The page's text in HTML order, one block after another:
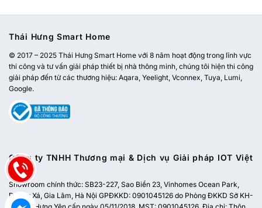
Thái Hưng Smart Home
© 2017 – 2025 Thái Hưng Smart Home với 8 năm hoạt động trong lĩnh vực
thi công và tư vấn giải pháp thiết bị nhà thông minh, chúng tôi hiện thi công
giải pháp đến từ các thương hiệu: Aqara, Yeelight, Vconnex, Tuya, Lumi,
Google.
Công ty TNHH Thương mại & Dịch vụ Giải pháp IOT Việt
Nam
Showroom chính thức: SB23-227, Sao Biển 23, Vinhomes Ocean Park,
Dương Xá, Gia Lâm, Hà Nội GPĐKKD: 0901045126 do Phòng ĐKKD Sở KH-